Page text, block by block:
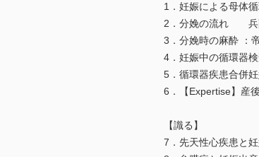
1．妊娠による母
2．分娩の流れ 兵
3．分娩時の麻酔
4．妊娠中の循環
5．循環器疾患合
6．【Expertise】産
【識る】
7．先天性心疾患と